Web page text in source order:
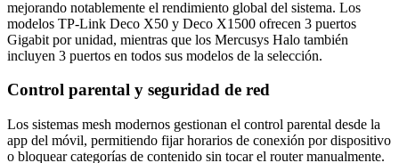
mejorando notablemente el rendimiento global del sistema. Los
modelos TP-Link Deco X50 y Deco X1500 ofrecen 3 puertos
Gigabit por unidad, mientras que los Mercusys Halo también
incluyen 3 puertos en todos sus modelos de la selección.
Control parental y seguridad de red
Los sistemas mesh modernos gestionan el control parental desde la
app del móvil, permitiendo fijar horarios de conexión por dispositivo
o bloquear categorías de contenido sin tocar el router manualmente.